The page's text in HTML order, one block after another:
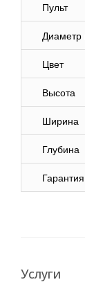
Пульт
Диаметр
Цвет
Высота
Ширина
Глубина
Гарантия
Услуги